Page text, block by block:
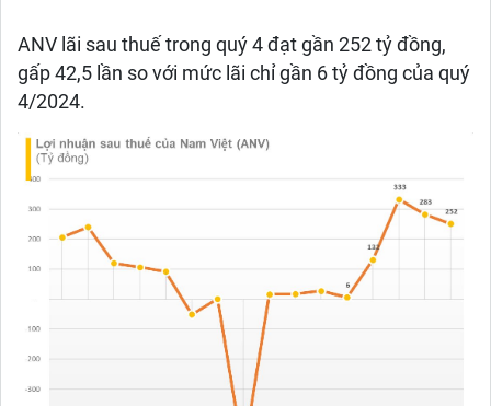
ANV lãi sau thuế trong quý 4 đạt gần 252 tỷ đồng,
gấp 42,5 lần so với mức lãi chỉ gần 6 tỷ đồng của quý
4/2024.